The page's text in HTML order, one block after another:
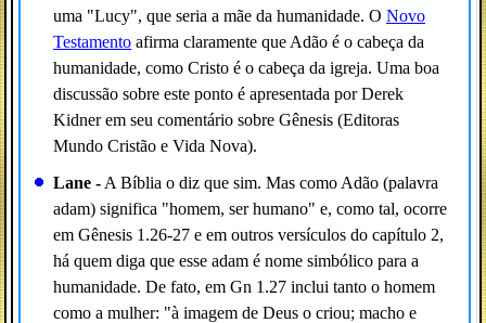
uma "Lucy", que seria a mãe da humanidade. O Novo
Testamento afirma claramente que Adão é o cabeça da
humanidade, como Cristo é o cabeça da igreja. Uma boa
discussão sobre este ponto é apresentada por Derek
Kidner em seu comentário sobre Gênesis (Editoras
Mundo Cristão e Vida Nova).
Lane - A Bíblia o diz que sim. Mas como Adão (palavra
adam) significa "homem, ser humano" e, como tal, ocorre
em Gênesis 1.26-27 e em outros versículos do capítulo 2,
há quem diga que esse adam é nome simbólico para a
humanidade. De fato, em Gn 1.27 inclui tanto o homem
como a mulher: "à imagem de Deus o criou; macho e